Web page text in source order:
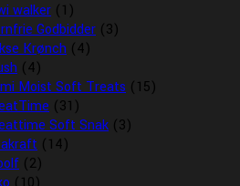
walker (1)
Godbidder (3)
Krønch (4)
(4)
Moist Soft Treats (15)
(31)
Soft Snak (3)
(14)
(2)